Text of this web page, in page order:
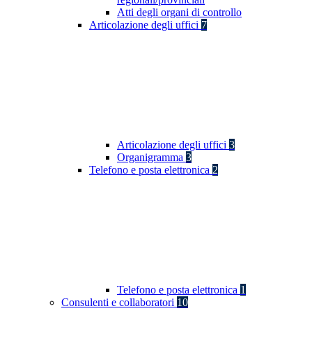
Atti degli organi di controllo
Articolazione degli uffici 7
Articolazione degli uffici 3
Organigramma 3
Telefono e posta elettronica 2
Telefono e posta elettronica 1
Consulenti e collaboratori 10